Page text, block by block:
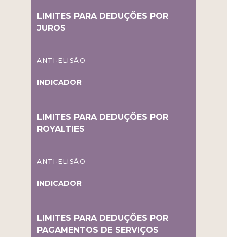
LIMITES PARA DEDUÇÕES POR
JUROS
ANTI-ELISÃO
INDICADOR
LIMITES PARA DEDUÇÕES POR
ROYALTIES
ANTI-ELISÃO
INDICADOR
LIMITES PARA DEDUÇÕES POR
PAGAMENTOS DE SERVIÇOS